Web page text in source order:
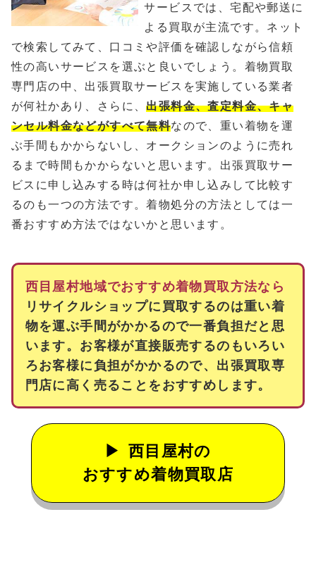
サービスでは、宅配や郵送に
よる買取が主流です。ネット
で検索してみて、口コミや評価を確認しながら信頼
性の高いサービスを選ぶと良いでしょう。着物買取
専門店の中、出張買取サービスを実施している業者
が何社かあり、さらに、出張料金、査定料金、キャ
ンセル料金などがすべて無料なので、重い着物を運
ぶ手間もかからないし、オークションのように売れ
るまで時間もかからないと思います。出張買取サー
ビスに申し込みする時は何社か申し込みして比較す
るのも一つの方法です。着物処分の方法としては一
番おすすめ方法ではないかと思います。
西目屋村地域でおすすめ着物買取方法なら
リサイクルショップに買取するのは重い着
物を運ぶ手間がかかるので一番負担だと思
います。お客様が直接販売するのもいろい
ろお客様に負担がかかるので、出張買取専
門店に高く売ることをおすすめします。
西目屋村の
おすすめ着物買取店